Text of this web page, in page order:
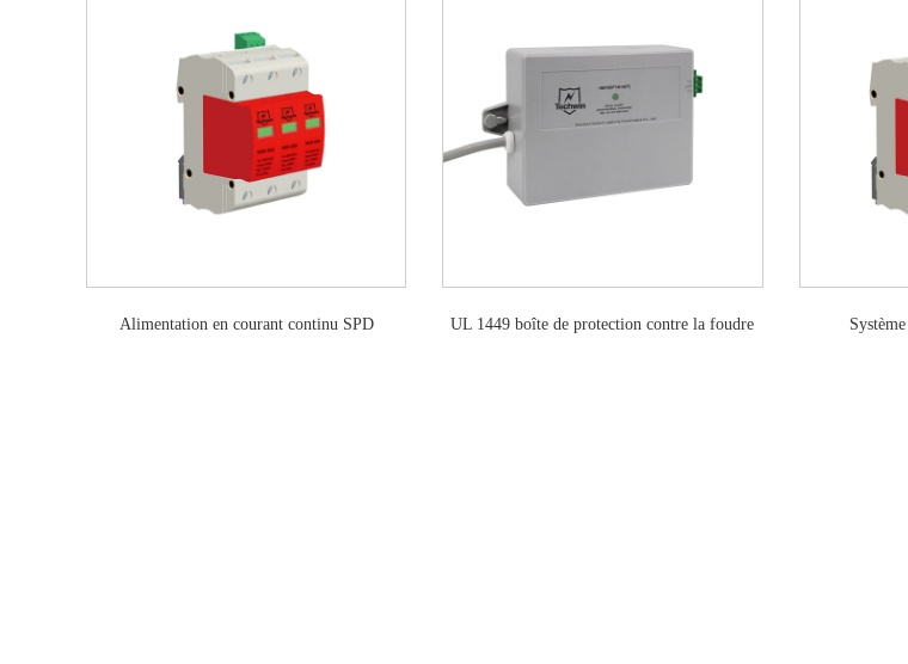
Alimentation en courant continu SPD
UL 1449 boîte de protection contre la foudre